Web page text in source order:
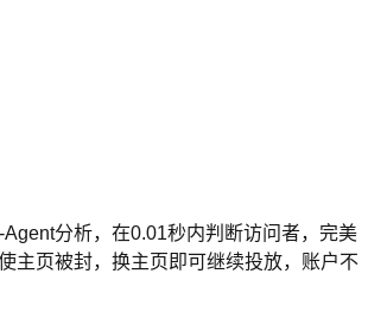
Agent分析，在0.01秒内判断访问者，完美
主页被封，换主页即可继续投放，账户不